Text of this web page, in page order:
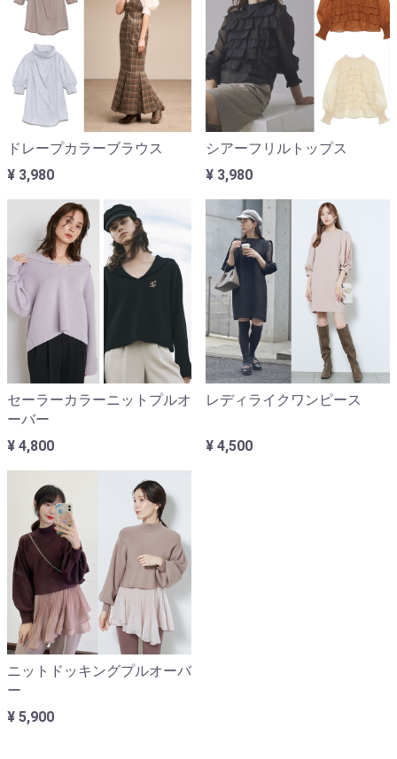
ドレープカラーブラウス
¥ 3,980
シアーフリルトップス
¥ 3,980
セーラーカラーニットプルオ
ーバー
¥ 4,800
レディライクワンピース
¥ 4,500
ニットドッキングプルオーバ
ー
¥ 5,900